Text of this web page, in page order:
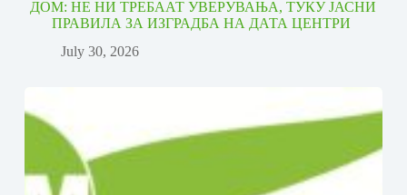
ДОМ: НЕ НИ ТРЕБААТ УВЕРУВАЊА, ТУКУ ЈАСНИ
ПРАВИЛА ЗА ИЗГРАДБА НА ДАТА ЦЕНТРИ
July 30, 2026